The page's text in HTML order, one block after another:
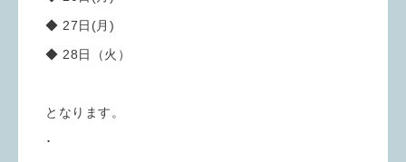
◆ 27日(月)
◆ 28日（火）
となります。
･